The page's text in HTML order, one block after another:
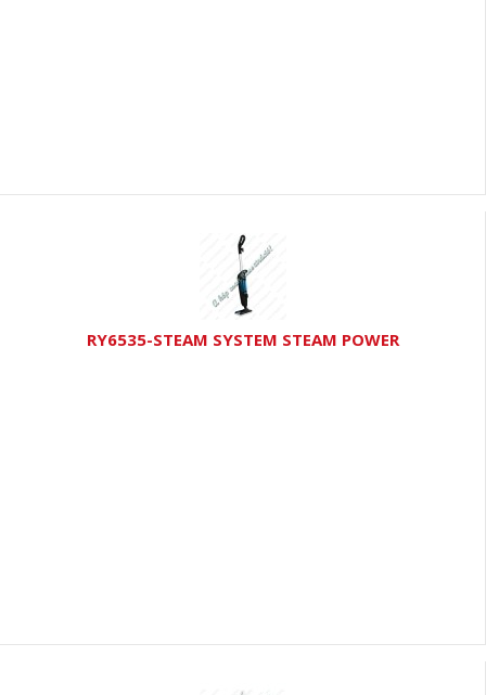
RY6535-STEAM SYSTEM STEAM POWER